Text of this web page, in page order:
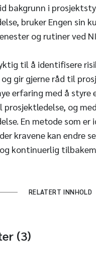
bakgrunn i
bruker Engen sin
og rutiner ved
til å identifisere
gir gjerne råd til
erfaring med å styre
prosjektledelse, og
En metode som er
kravene kan endre
kontinuerlig
RELATERT INNHOLD
(3)